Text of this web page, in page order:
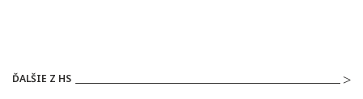
ĎALŠIE Z HS